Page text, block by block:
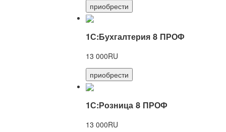
приобрести
1С:Бухгалтерия 8 ПРОФ
13 000RU
приобрести
1С:Розница 8 ПРОФ
13 000RU